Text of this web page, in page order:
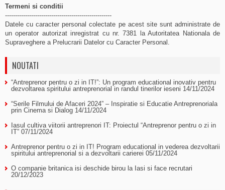
Termeni si conditii
-----------------------------------------------------
Datele cu caracter personal colectate pe acest site sunt administrate de
un operator autorizat inregistrat cu nr. 7381 la Autoritatea Nationala de
Supraveghere a Prelucrarii Datelor cu Caracter Personal.
NOUTATI
“Antreprenor pentru o zi in IT!”: Un program educational inovativ pentru
dezvoltarea spiritului antreprenorial in randul tinerilor ieseni 14/11/2024
“Serile Filmului de Afaceri 2024” – Inspiratie si Educatie Antreprenoriala
prin Cinema si Dialog 14/11/2024
Iasul cultiva viitorii antreprenori IT: Proiectul “Antreprenor pentru o zi in
IT” 07/11/2024
Antreprenor pentru o zi in IT! Program educational in vederea dezvoltarii
spiritului antreprenorial si a dezvoltarii carierei 05/11/2024
O companie britanica isi deschide birou la Iasi si face recrutari
20/12/2023